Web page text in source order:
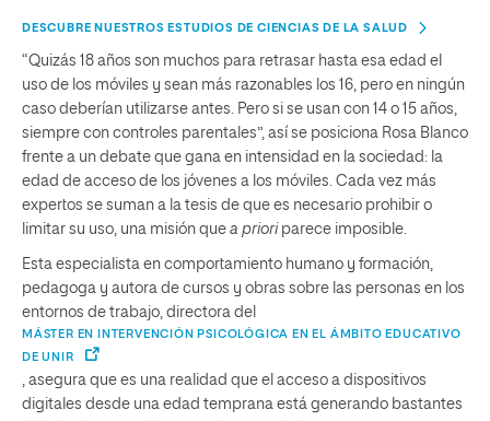
DESCUBRE NUESTROS ESTUDIOS DE CIENCIAS DE LA SALUD
“Quizás 18 años son muchos para retrasar hasta esa edad el
uso de los móviles y sean más razonables los 16, pero en ningún
caso deberían utilizarse antes. Pero si se usan con 14 o 15 años,
siempre con controles parentales”, así se posiciona Rosa Blanco
frente a un debate que gana en intensidad en la sociedad: la
edad de acceso de los jóvenes a los móviles. Cada vez más
expertos se suman a la tesis de que es necesario prohibir o
limitar su uso, una misión que a priori parece imposible.
Esta especialista en comportamiento humano y formación,
pedagoga y autora de cursos y obras sobre las personas en los
entornos de trabajo, directora del
MÁSTER EN INTERVENCIÓN PSICOLÓGICA EN EL ÁMBITO EDUCATIVO
DE UNIR
, asegura que es una realidad que el acceso a dispositivos
digitales desde una edad temprana está generando bastantes